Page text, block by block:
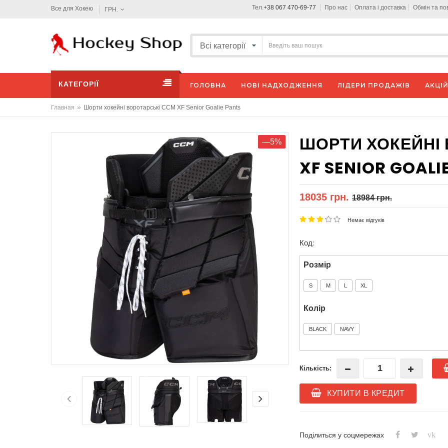
Все для Хокею ГРН. Тел.+38 067 470-69-77 Про нас Оплата і доставка Обмін та
КАТЕГОРІЇ ГОЛОВНА НОВІ НАДХОДЖЕННЯ ЛІДЕРИ ПРОДАЖІВ
Главная » Шорти хокейні воротарські CCM XF Senior Goalie Pants
—5%
ШОРТИ ХОКЕЙНІ
XF SENIOR
18035 грн. 18984 грн.
Немає відгуків
Код:
Розмір
S M L XL
Колір
BLACK NAVY
Кількість:
КУПИТИ В КРЕДИТ
Поділиться у соцмережах vk